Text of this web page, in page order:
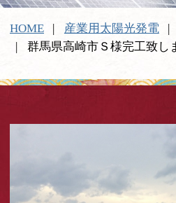
HOME 産業用太陽光発電
群馬県高崎市Ｓ様完工致し